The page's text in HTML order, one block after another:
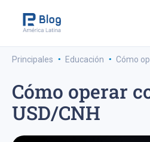
Principales · Educación · Cómo
Cómo operar
USD/CNH